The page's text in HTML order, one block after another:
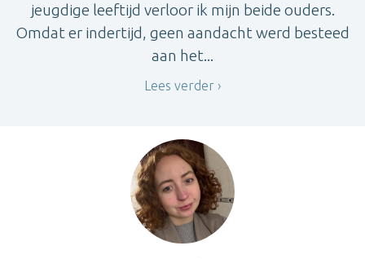
jeugdige leeftijd verloor ik mijn beide ouders.
Omdat er indertijd, geen aandacht werd besteed
aan het...
Lees verder